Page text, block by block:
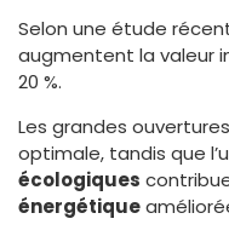
Selon une étude
augmentent la valeur
20 %.
Les grandes
optimale, tandis que
écologiques
énergétique